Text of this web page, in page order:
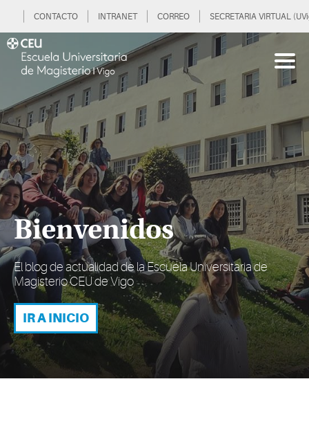
CONTACTO INTRANET CORREO SECRETARIA VIRTUAL
Bienvenidos
El blog de actualidad de la Escuela Universitaria de
Magisterio CEU de Vigo
IR A INICIO